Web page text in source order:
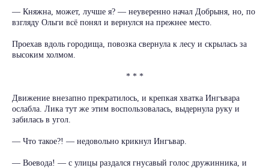
— Княжна, может, лучше я? — неуверенно начал Добрыня, но, по
взгляду Ольги всё понял и вернулся на прежнее место.
Проехав вдоль городища, повозка свернула к лесу и скрылась за
высоким холмом.
* * *
Движение внезапно прекратилось, и крепкая хватка Ингъвара
ослабла. Лика тут же этим воспользовалась, выдернула руку и
забилась в угол.
— Что такое?! — недовольно крикнул Ингъвар.
— Воевода! — с улицы раздался гнусавый голос дружинника, и